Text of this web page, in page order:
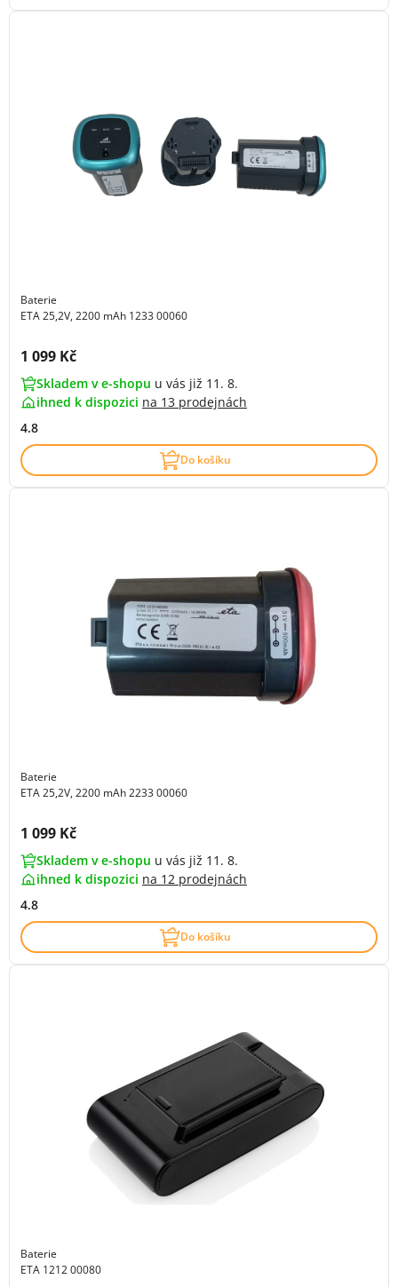
Baterie
ETA 25,2V, 2200 mAh 1233 00060
Cena s DPH:
1 099 Kč
Skladem v e-shopu u vás již 11. 8.
ihned k dispozici na 13 prodejnách
4.8
Do košíku
Baterie
ETA 25,2V, 2200 mAh 2233 00060
Cena s DPH:
1 099 Kč
Skladem v e-shopu u vás již 11. 8.
ihned k dispozici na 12 prodejnách
4.8
Do košíku
Baterie
ETA 1212 00080